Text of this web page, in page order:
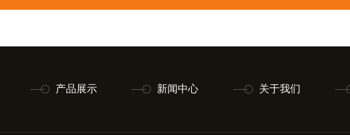
产品展示 新闻中心 关于我们